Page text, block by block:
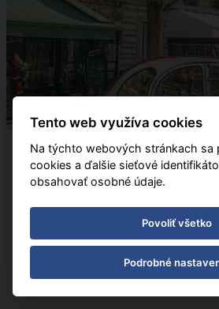
Francúzsko
Paříž Classique
19.09.2026 -
od 524 € | zľava
Tento web využíva cookies
Na týchto webových stránkach sa
cookies a ďalšie sieťové
obsahovať osobné údaje.
Povoliť všetko
Podrobné